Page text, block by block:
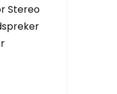
Stereo